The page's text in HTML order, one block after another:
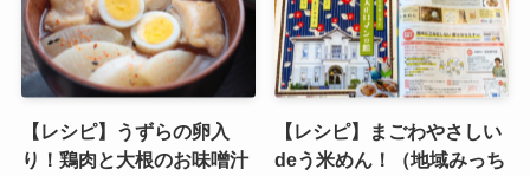
【レシピ】うずらの卵入
り！鶏肉と大根のお味噌汁
【レシピ】まごわやさしい
deう米めん！（地域みっち